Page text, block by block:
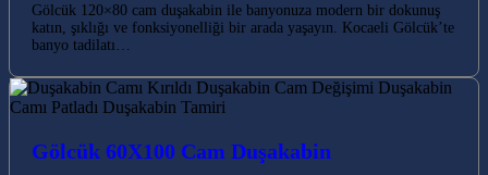
Gölcük 120×80 cam duşakabin ile banyonuza modern bir dokunuş
katın, şıklığı ve fonksiyonelliği bir arada yaşayın. Kocaeli Gölcük’te
banyo tadilatı…
Gölcük 60X100 Cam Duşakabin